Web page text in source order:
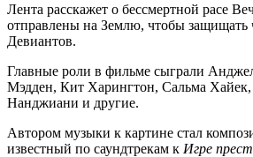
Лента расскажет о бессмертной расе
отправлены на Землю, чтобы защищать
Девиантов.
Главные роли в фильме сыграли
Мэдден, Кит Харингтон, Сальма
Нанджиани и другие.
Автором музыки к картине стал
известный по саундтрекам к Игре